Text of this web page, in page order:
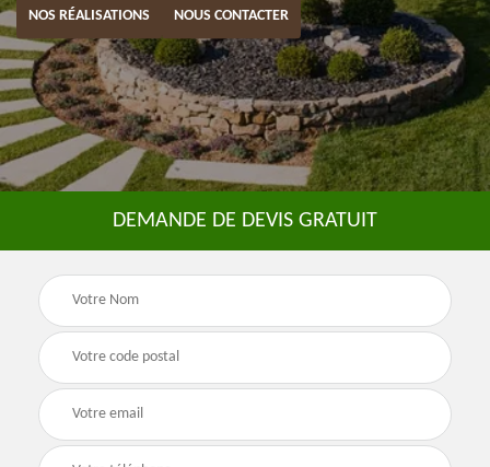
NOS RÉALISATIONS NOUS CONTACTER
DEMANDE DE DEVIS GRATUIT